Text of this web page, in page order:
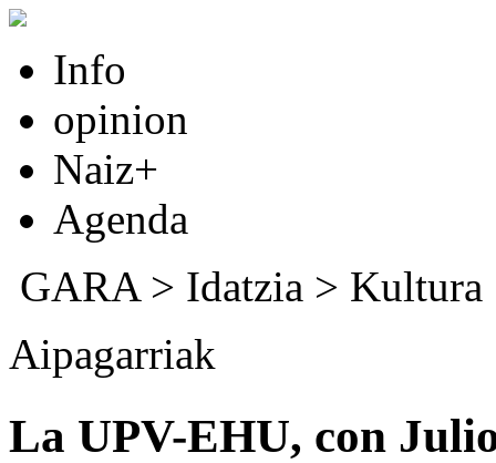
Info
opinion
Naiz+
Agenda
GARA> Idatzia > Kultura
Aipagarriak
La UPV-EHU, con